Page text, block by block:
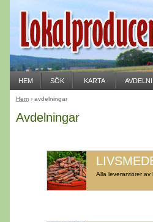
Avdelningar
Alla leverantörer av
Hem› avdelningar
HEM SÖK KARTA